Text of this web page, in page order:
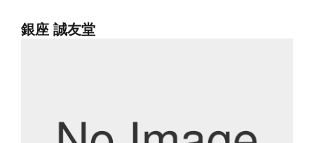
銀座 誠友堂